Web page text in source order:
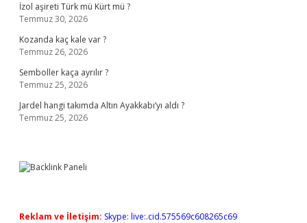
İzol aşireti Türk mü Kürt mü ?
Temmuz 30, 2026
Kozanda kaç kale var ?
Temmuz 26, 2026
Semboller kaça ayrılır ?
Temmuz 25, 2026
Jardel hangi takımda Altın Ayakkabı’yı aldı ?
Temmuz 25, 2026
Reklam ve İletişim: Skype: live:.cid.575569c608265c69